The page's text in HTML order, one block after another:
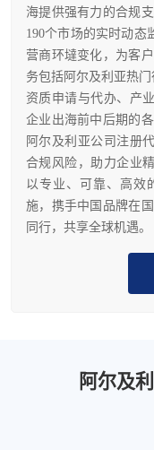
海提供强有力的合规
190个市场的实时动态
营商环墶变化，为客
务包括阿尔及利亚热
资质申请与代办、产
企业出海前中后期的
阿尔及利亚公司注册
合规风险，助力企业
以专业、可靠、高效
施，携手中国品牌在
同行，共享全球机遇。
阿尔及